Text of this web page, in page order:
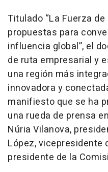
Titulado “La Fuerza
propuestas para
influencia global”, el
de ruta empresarial y
una región más
innovadora y
manifiesto que se ha
una rueda de prensa
Núria Vilanova,
López, vicepresidente
presidente de la